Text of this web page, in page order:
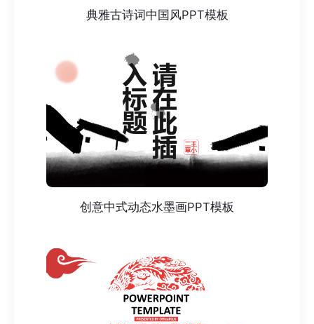
典雅古诗词中国风PPT模板
创意中式动态水墨画PPT模板